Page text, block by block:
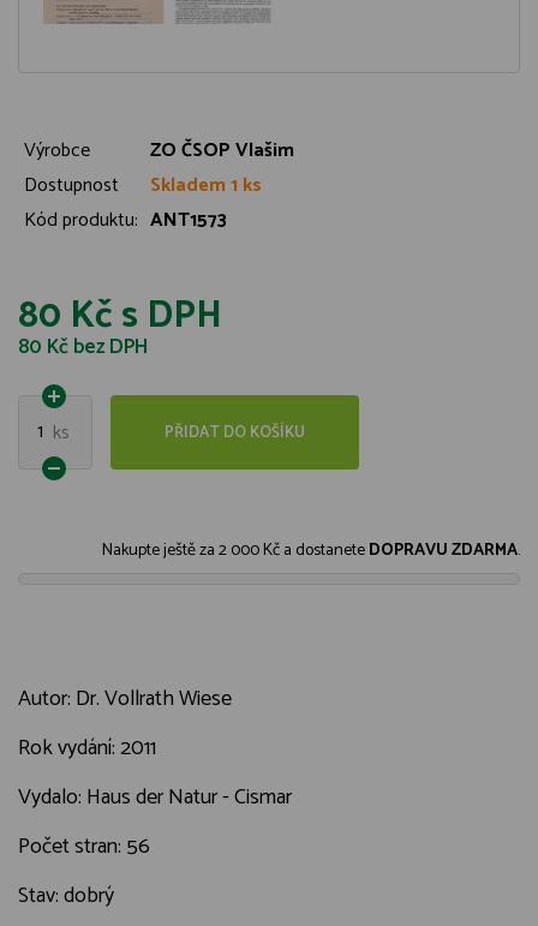
Výrobce
ZO ČSOP Vlašim
Dostupnost
Skladem 1 ks
Kód produktu: ANT1573
80 Kčs DPH
80 Kčbez DPH
1 ks PŘIDAT DO KOŠÍKU
Nakupte ještě za2 000 Kča dostaneteDOPRAVU ZDARMA.
Autor: Dr. Vollrath Wiese
Rok vydání: 2011
Vydalo: Haus der Natur - Cismar
Počet stran: 56
Stav: dobrý